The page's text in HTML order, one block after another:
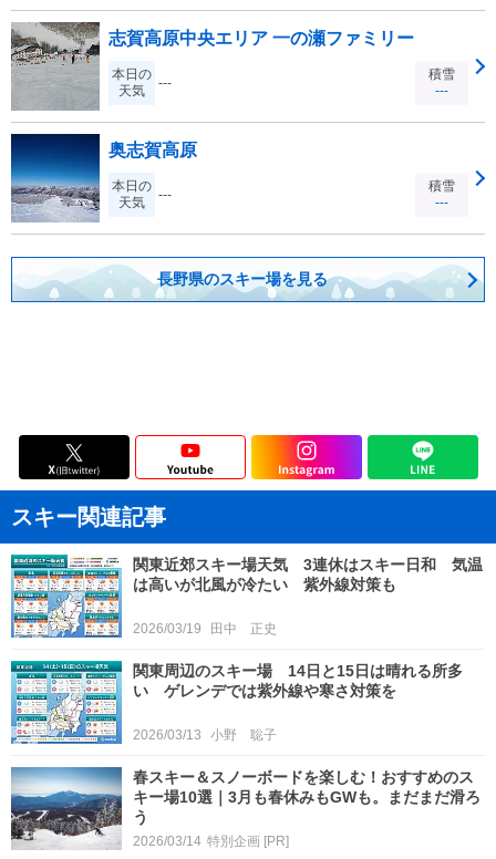
志賀高原中央エリア 一の瀬ファミリー
本日の
天気
---
積雪
---
奥志賀高原
本日の
天気
---
積雪
---
長野県のスキー場を見る
スキー関連記事
関東近郊スキー場天気 3連休はスキー日和 気温
は高いが北風が冷たい 紫外線対策も
2026/03/19 田中 正史
関東周辺のスキー場 14日と15日は晴れる所多
い ゲレンデでは紫外線や寒さ対策を
2026/03/13 小野 聡子
春スキー＆スノーボードを楽しむ！おすすめのス
キー場10選｜3月も春休みもGWも。まだまだ滑ろ
う
2026/03/14 特別企画 [PR]